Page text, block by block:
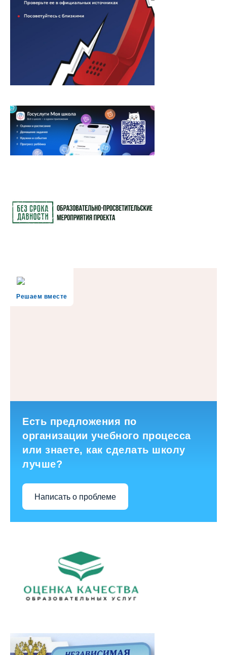
Решаем вместе
Есть предложения по
организации учебного процесса
или знаете, как сделать школу
лучше?
Написать о проблеме